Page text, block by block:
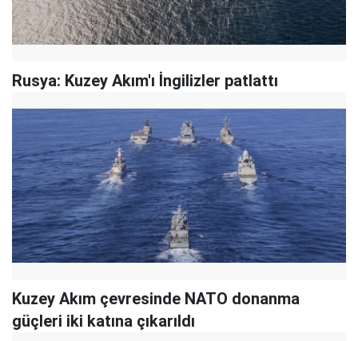
Rusya: Kuzey Akım'ı İngilizler patlattı
Kuzey Akım çevresinde NATO donanma
güçleri iki katına çıkarıldı